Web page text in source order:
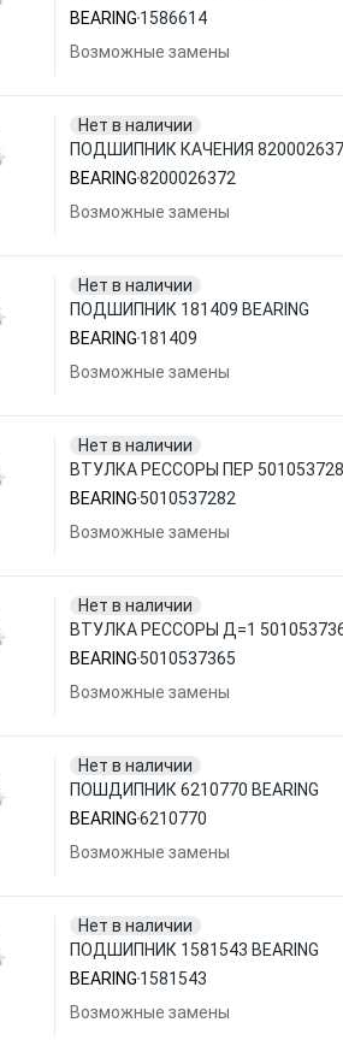
BEARING 1586614
Возможные замены
Нет в наличии
ПОДШИПНИК КАЧЕНИЯ
BEARING8200026372
Возможные замены
Нет в наличии
ПОДШИПНИК 181409 BEARING
BEARING 181409
Возможные замены
Нет в наличии
ВТУЛКА РЕССОРЫ ПЕР
BEARING 5010537282
Возможные замены
Нет в наличии
ВТУЛКА РЕССОРЫ Д=1
BEARING 5010537365
Возможные замены
Нет в наличии
ПОШДИПНИК 6210770 BEARING
BEARING6210770
Возможные замены
Нет в наличии
ПОДШИПНИК 1581543 BEARING
BEARING 1581543
Возможные замены